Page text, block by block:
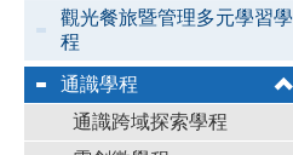
觀光餐旅暨管理多元學習學
程
通識學程
通識跨域探索學程